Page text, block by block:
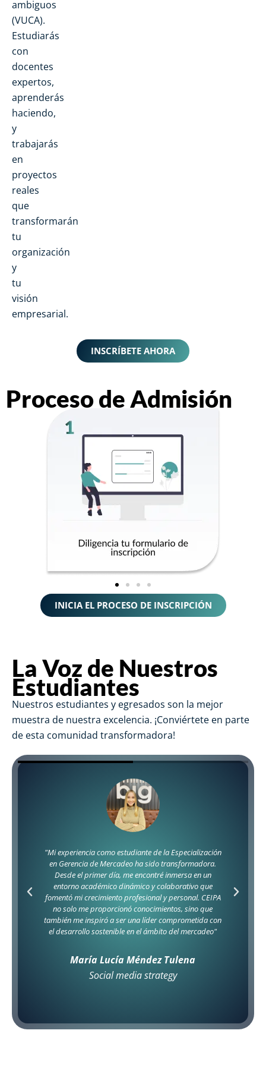
ambiguos
(VUCA).
Estudiarás
con
docentes
expertos,
aprenderás
haciendo,
y
trabajarás
en
proyectos
reales
que
transformarán
tu
organización
y
tu
visión
empresarial.
INSCRÍBETE AHORA
Proceso de Admisión
INICIA EL PROCESO DE INSCRIPCIÓN
La Voz de Nuestros
Estudiantes
Nuestros estudiantes y egresados son la mejor
muestra de nuestra excelencia. ¡Conviértete en parte
de esta comunidad transformadora!
"Estudiar la Especialización en Gerencia del Talento
Humano me permitió desarrollar habilidades
esenciales para atraer, retener y motivar a los
colaboradores. Además, me brindó herramientas
prácticas para crear un ambiente laboral positivo y
productivo.
Esta especialización no solo amplió mis conocimientos
teóricos, sino que también mejoró mis capacidades
desafíos del mundo empresarial actual."
Sandra Milena Hernández